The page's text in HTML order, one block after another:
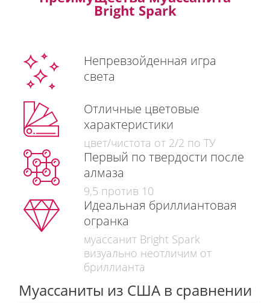
Bright Spark
Непревзойденная игра
света
Отличные цветовые
характеристики
цвет/чистота от 2/2 по ТУ
Первый по твердости после
алмаза
9,5 против 10
Идеальная бриллиантовая
огранка
муассанит Bright Spark
визуально неотличим от
бриллианта
Муассаниты из США в сравнении